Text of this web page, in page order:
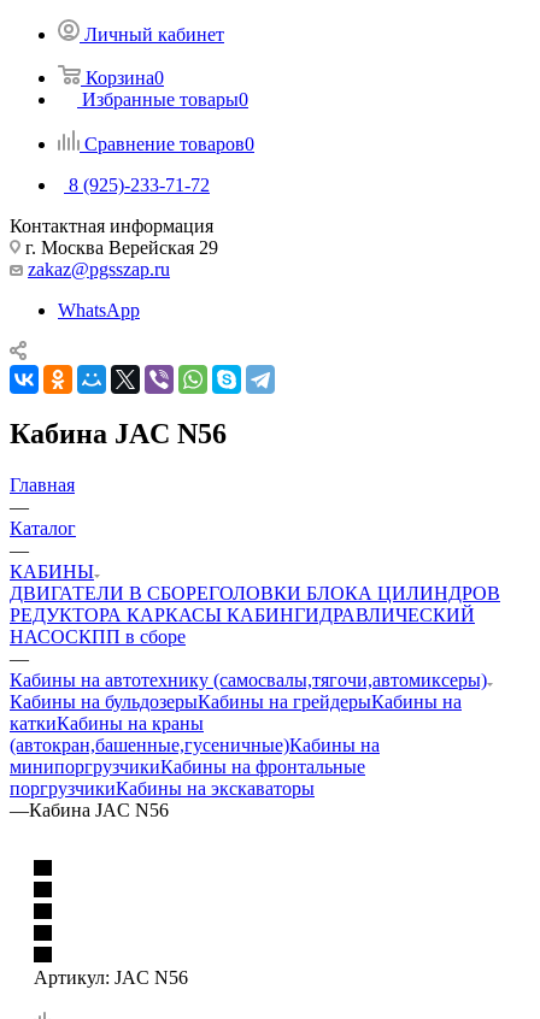
Личный кабинет
Корзина0
Избранные товары0
Сравнение товаров0
8 (925)-233-71-72
Контактная информация
г. Москва Верейская 29
zakaz@pgsszap.ru
WhatsApp
Кабина JAC N56
Главная
—
Каталог
—
КАБИНЫ
ДВИГАТЕЛИ В СБОРЕГОЛОВКИ БЛОКА ЦИЛИНДРОВ
РЕДУКТОРА КАРКАСЫ КАБИНГИДРАВЛИЧЕСКИЙ
НАСОСКПП в сборе
—
Кабины на автотехнику (самосвалы,тягочи,автомиксеры)
Кабины на бульдозерыКабины на грейдерыКабины на
каткиКабины на краны
(автокран,башенные,гусеничные)Кабины на
минипоргрузчикиКабины на фронтальные
поргрузчикиКабины на экскаваторы
—Кабина JAC N56
Артикул: JAC N56